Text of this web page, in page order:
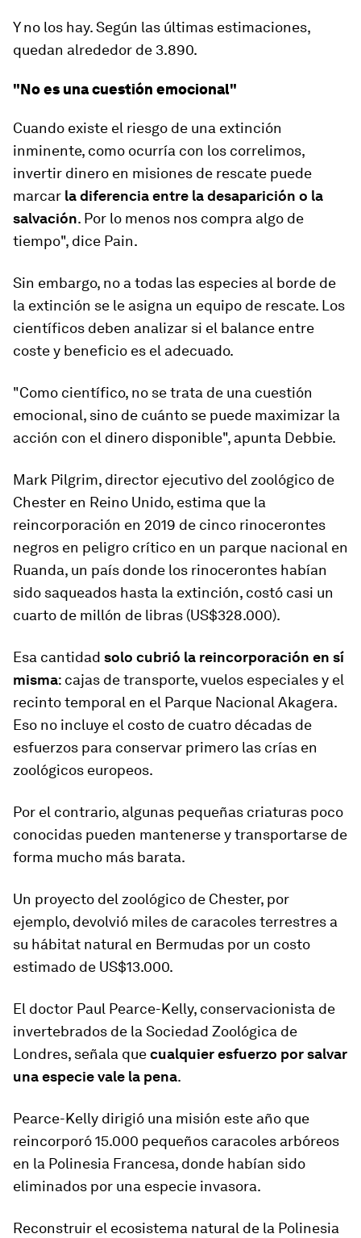
Y no los hay. Según las últimas estimaciones,
quedan alrededor de 3.890.
"No es una cuestión emocional"
Cuando existe el riesgo de una extinción
inminente, como ocurría con los correlimos,
invertir dinero en misiones de rescate puede
marcar la diferencia entre la desaparición o la
salvación. Por lo menos nos compra algo de
tiempo", dice Pain.
Sin embargo, no a todas las especies al borde de
la extinción se le asigna un equipo de rescate. Los
científicos deben analizar si el balance entre
coste y beneficio es el adecuado.
"Como científico, no se trata de una cuestión
emocional, sino de cuánto se puede maximizar la
acción con el dinero disponible", apunta Debbie.
Mark Pilgrim, director ejecutivo del zoológico de
Chester en Reino Unido, estima que la
reincorporación en 2019 de cinco rinocerontes
negros en peligro crítico en un parque nacional en
Ruanda, un país donde los rinocerontes habían
sido saqueados hasta la extinción, costó casi un
cuarto de millón de libras (US$328.000).
Esa cantidad solo cubrió la reincorporación en sí
misma: cajas de transporte, vuelos especiales y el
recinto temporal en el Parque Nacional Akagera.
Eso no incluye el costo de cuatro décadas de
esfuerzos para conservar primero las crías en
zoológicos europeos.
Por el contrario, algunas pequeñas criaturas poco
conocidas pueden mantenerse y transportarse de
forma mucho más barata.
Un proyecto del zoológico de Chester, por
ejemplo, devolvió miles de caracoles terrestres a
su hábitat natural en Bermudas por un costo
estimado de US$13.000.
El doctor Paul Pearce-Kelly, conservacionista de
invertebrados de la Sociedad Zoológica de
Londres, señala quecualquier esfuerzo por salvar
una especie vale la pena.
Pearce-Kelly dirigió una misión este año que
reincorporó 15.000 pequeños caracoles arbóreos
en la Polinesia Francesa, donde habían sido
eliminados por una especie invasora.
Reconstruir el ecosistema natural de la Polinesia